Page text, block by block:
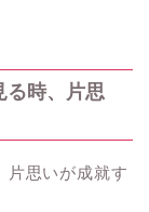
る時、片思
片思いが成就す